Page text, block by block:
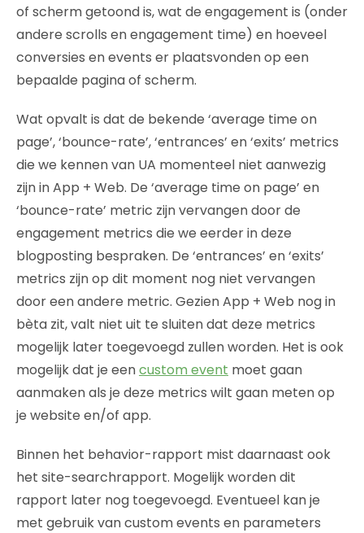
of scherm getoond is, wat de engagement is (onder
andere scrolls en engagement time) en hoeveel
conversies en events er plaatsvonden op een
bepaalde pagina of scherm.
Wat opvalt is dat de bekende ‘average time on
page’, ‘bounce-rate’, ‘entrances’ en ‘exits’ metrics
die we kennen van UA momenteel niet aanwezig
zijn in App + Web. De ‘average time on page’ en
‘bounce-rate’ metric zijn vervangen door de
engagement metrics die we eerder in deze
blogposting bespraken. De ‘entrances’ en ‘exits’
metrics zijn op dit moment nog niet vervangen
door een andere metric. Gezien App + Web nog in
bèta zit, valt niet uit te sluiten dat deze metrics
mogelijk later toegevoegd zullen worden. Het is ook
mogelijk dat je eencustom event moet gaan
aanmaken als je deze metrics wilt gaan meten op
je website en/of app.
Binnen het behavior-rapport mist daarnaast ook
het site-searchrapport. Mogelijk worden dit
rapport later nog toegevoegd. Eventueel kan je
met gebruik van custom events en parameters